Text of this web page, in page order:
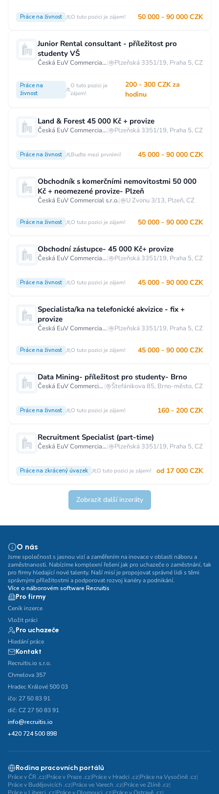
Práce na živnost O tuto pozici je zájem! 50 000 - 90 000 CZK
Junior Rental consultant - příležitost pro
studenty VŠ
Česká EuV Commercial s.r.o.| Plzeňská 3351/19, Praha 5, CZ
Práce na
živnost
O tuto pozici je
zájem!
200 - 300 CZK za
hodinu
Land & Forest 45 000 Kč + provize
Česká EuV Commercial s.r.o.| Plzeňská 3351/19, Praha 5, CZ
Práce na živnost Buďte mezi prvními! 45 000 - 90 000 CZK
Obchodník s komerčními nemovitostmi 50 000
Kč + neomezené provize- Plzeň
Česká EuV Commercial s.r.o.| U Zvonu 3/13, Plzeň, CZ
Práce na živnost O tuto pozici je zájem! 50 000 - 90 000 CZK
Obchodní zástupce- 45 000 Kč+ provize
Česká EuV Commercial s.r.o.| Plzeňská 3351/19, Praha 5, CZ
Práce na živnost O tuto pozici je zájem! 45 000 - 90 000 CZK
Specialista/ka na telefonické akvizice - fix +
provize
Česká EuV Commercial s.r.o.| Plzeňská 3351/19, Praha 5, CZ
Práce na živnost O tuto pozici je zájem! 45 000 - 90 000 CZK
Data Mining- příležitost pro studenty- Brno
Česká EuV Commercial s.r.o.| Štefánikova 85, Brno-město, CZ
Práce na živnost O tuto pozici je zájem! 160 - 200 CZK
Recruitment Specialist (part-time)
Česká EuV Commercial s.r.o.| Plzeňská 3351/19, Praha 5, CZ
Práce na zkrácený úvazek O tuto pozici je zájem! od 17 000 CZK
Zobrazit další inzeráty
O nás
Jsme společnost s jasnou vizí a zaměřením na inovace v oblasti náboru a
zaměstnanosti. Nabízíme komplexní řešení jak pro uchazeče o zaměstnání, tak
pro firmy hledající nové talenty. Naší misí je propojovat správné lidi s těmi
správnými příležitostmi a podporovat rozvoj kariéry a podnikání.
Více o náborovém software Recruitis
Pro firmy
Ceník inzerce
Vložit práci
Pro uchazeče
Hledání práce
Kontakt
Recruitis.io s.r.o.
Chmelova 357
Hradec Králové 500 03
ičo: 27 50 83 91
dič: CZ 27 50 83 91
info@recruitis.io
+420 724 500 898
Rodina pracovních portálů
Práce v ČR .cz|Práce v Praze .cz|Práce v Hradci .cz|Práce na Vysočině .cz|
Práce v Budějovicích .cz|Práce ve Varech .cz|Práce ve Zlíně .cz|